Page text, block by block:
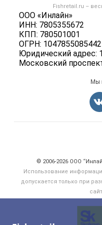
Fishretail.ru –
ООО «Инлайн»
ИНН: 7805355672
КПП: 780501001
ОГРН: 1047855085442
Юридический адрес:
Московский
Политика
Мы
© 2006‑2026 ООО
Использование
допускается только при
сайт